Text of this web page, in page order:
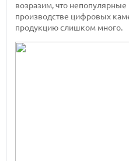
возразим, что
производстве цифровых
продукцию слишком много.